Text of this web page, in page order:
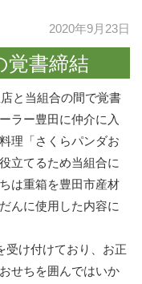
2020年9月23日
覚書締結
と当組合の間で覚書
ラー豊田に仲介に入
理「さくらパンダお
立てるため当組合に
は重箱を豊田市産材
んに使用した内容に
受け付けており、お正
せちを囲んではいか